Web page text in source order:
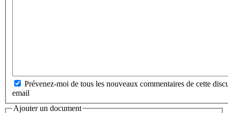
Prévenez-moi de tous les nouveaux commentaires de cette
email
Ajouter un document